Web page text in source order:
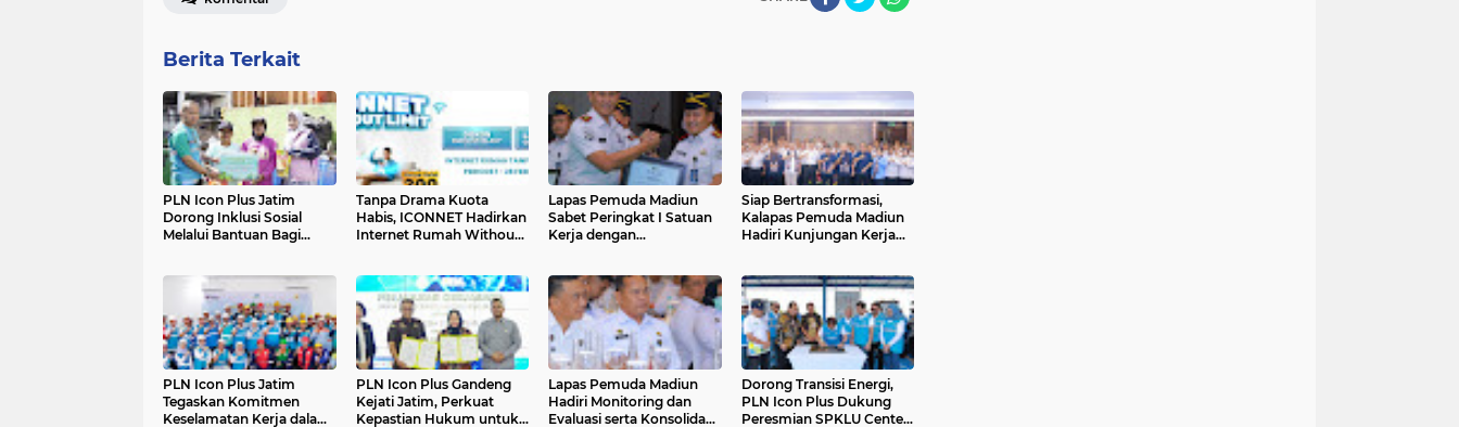
Berita Terkait
PLN Icon Plus Jatim
Dorong Inklusi Sosial
Melalui Bantuan Bagi
Tanpa Drama Kuota
Habis, ICONNET Hadirkan
Internet Rumah Without
Lapas Pemuda Madiun
Sabet Peringkat I Satuan
Kerja dengan
Siap Bertransformasi,
Kalapas Pemuda Madiun
Hadiri Kunjungan Kerja
PLN Icon Plus Jatim
Tegaskan Komitmen
Keselamatan Kerja dalam
PLN Icon Plus Gandeng
Kejati Jatim, Perkuat
Kepastian Hukum untuk
Lapas Pemuda Madiun
Hadiri Monitoring dan
Evaluasi serta Konsolidasi
Dorong Transisi Energi,
PLN Icon Plus Dukung
Peresmian SPKLU Center